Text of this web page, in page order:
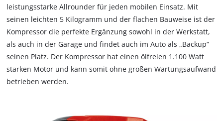
leistungsstarke Allrounder für jeden mobilen Einsatz. Mit
seinen leichten 5 Kilogramm und der flachen Bauweise ist der
Kompressor die perfekte Ergänzung sowohl in der Werkstatt,
als auch in der Garage und findet auch im Auto als „Backup“
seinen Platz. Der Kompressor hat einen ölfreien 1.100 Watt
starken Motor und kann somit ohne großen Wartungsaufwand
betrieben werden.